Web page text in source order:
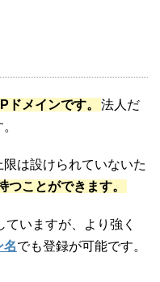
ドメインです。
法人だ
は設けられていないた
ことができます。
いますが、より強く
名でも登録が可能です。